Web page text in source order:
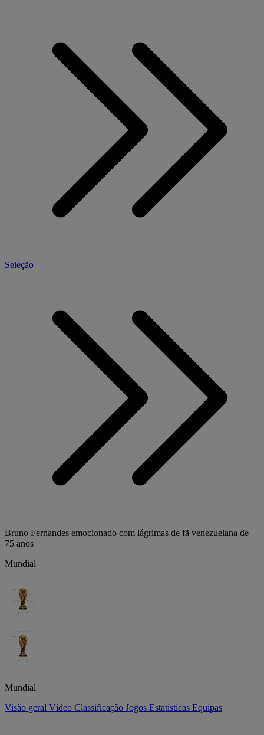
Seleção
Bruno Fernandes emocionado com lágrimas de fã venezuelana de
75 anos
Mundial
Mundial
Visão geral Vídeo Classificação Jogos Estatísticas Equipas